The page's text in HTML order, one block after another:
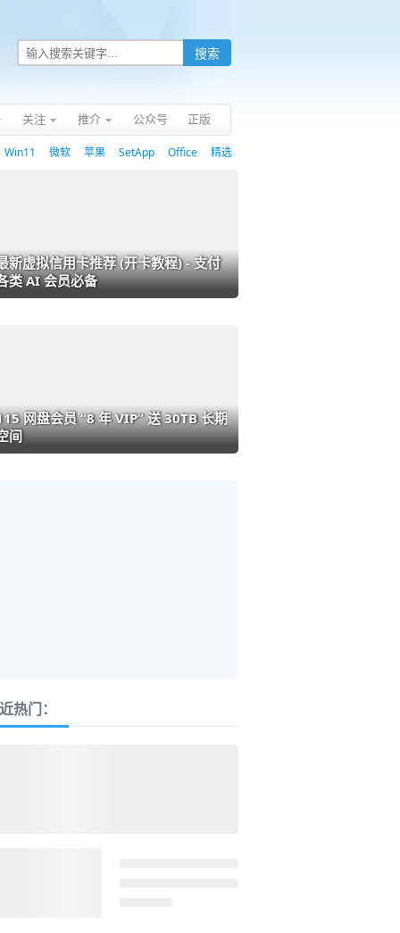
关注 推介 公众号 正版
Win11 微软 苹果 SetApp Office 精选
新虚拟信用卡推荐 (开卡教程) - 支付
类 AI 会员必备
网盘会员 “8 年 VIP” 送 30TB 长期
间
热门：